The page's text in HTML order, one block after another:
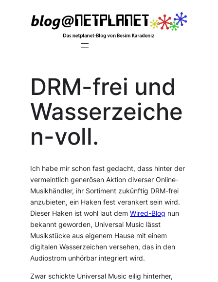
DRM-frei und
Wasserzeiche
n-voll.
Ich habe mir schon fast gedacht, dass hinter der
vermeintlich generösen Aktion diverser Online-
Musikhändler, ihr Sortiment zukünftig DRM-frei
anzubieten, ein Haken fest verankert sein wird.
Dieser Haken ist wohl laut demWired-Blog nun
bekannt geworden, Universal Music lässt
Musikstücke aus eigenem Hause mit einem
digitalen Wasserzeichen versehen, das in den
Audiostrom unhörbar integriert wird.
Zwar schickte Universal Music eilig hinterher,